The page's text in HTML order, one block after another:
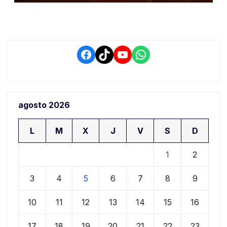
retrasos
Facebook
TikTokYouTube
WhatsApp
agosto 2026
L M X J V S D
1 2
3 4 5 6 7 8 9
10 11 12 13 14 15 16